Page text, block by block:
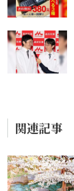
関連記事